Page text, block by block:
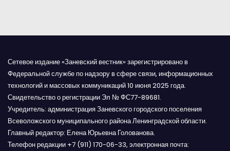
м
Сетевое издание «Заневский вестник» зарегистрировано в
Федеральной службе по надзору в сфере связи, информационных
технологий и массовых коммуникаций 10 июня 2025 года.
Свидетельство о регистрации Эл № ФС77-89681.
Учредитель: администрация Заневского городского поселения
Всеволожского муниципального района Ленинградской области.
Главный редактор: Елена Юрьевна Голованова.
Телефон редакции +7 (911) 170-06-33, электронная почта: